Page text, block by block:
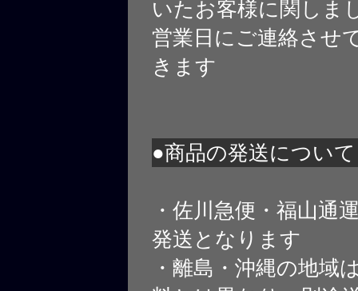
いたお客様に関しま
営業日にご連絡させ
きます
●商品の発送について
・佐川急便・福山通
発送となります
・離島・沖縄の地域